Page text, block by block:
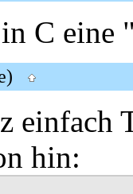
C eine
einfach
hin: